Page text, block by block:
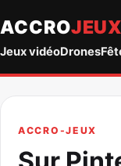
ACCROJEUX
Jeux vidéoDrones
ACCRO-JEUX